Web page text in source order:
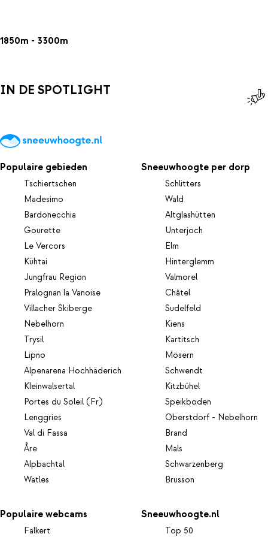
1850m - 3300m
IN DE SPOTLIGHT
Populaire gebieden
Tschiertschen
Madesimo
Bardonecchia
Gourette
Le Vercors
Kühtai
Jungfrau Region
Pralognan la Vanoise
Villacher Skiberge
Nebelhorn
Trysil
Lipno
Alpenarena Hochhäderich
Kleinwalsertal
Portes du Soleil (Fr)
Lenggries
Val di Fassa
Åre
Alpbachtal
Watles
Sneeuwhoogte per dorp
Schlitters
Wald
Altglashütten
Unterjoch
Elm
Hinterglemm
Valmorel
Châtel
Sudelfeld
Kiens
Kartitsch
Mösern
Schwendt
Kitzbühel
Speikboden
Oberstdorf - Nebelhorn
Brand
Mals
Schwarzenberg
Brusson
Populaire webcams
Falkert
Sneeuwhoogte.nl
Top 50